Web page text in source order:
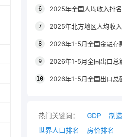
2025年全国人均收入排
2025年北方地区人均收入排
2026年1-5月全国金融存款
2026年1-5月全国出口总额
2026年1-5月全国出口总额
热门关键词： GDP
制
世界人口排名
房价排名